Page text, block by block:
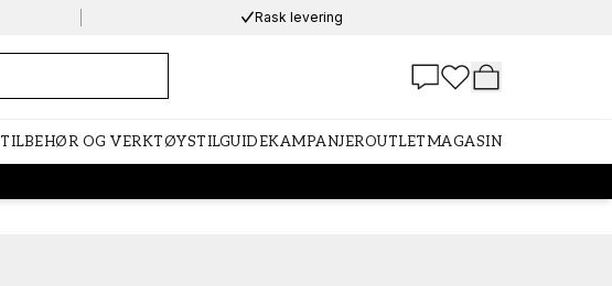
Rask levering
TILBEHØR OG VERKTØYSTILGUIDEKAMPANJEROUTLETMAGASIN